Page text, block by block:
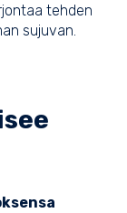
tehden
sujuvan.